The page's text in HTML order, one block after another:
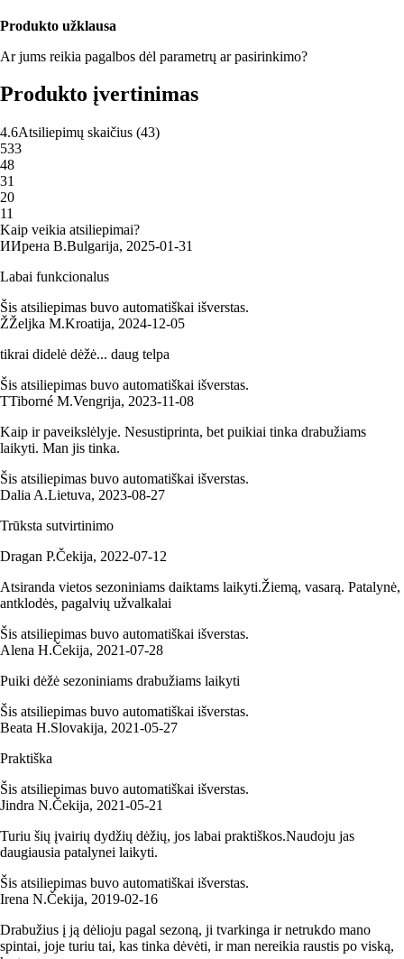
Produkto užklausa
Ar jums reikia pagalbos dėl parametrų ar pasirinkimo?
Produkto įvertinimas
4.6Atsiliepimų skaičius (43)
533
48
31
20
11
Kaip veikia atsiliepimai?
ИИрена В.Bulgarija, 2025‑01‑31
Labai funkcionalus
Šis atsiliepimas buvo automatiškai išverstas.
ŽŽeljka M.Kroatija, 2024‑12‑05
tikrai didelė dėžė... daug telpa
Šis atsiliepimas buvo automatiškai išverstas.
TTiborné M.Vengrija, 2023‑11‑08
Kaip ir paveikslėlyje. Nesustiprinta, bet puikiai tinka drabužiams
laikyti. Man jis tinka.
Šis atsiliepimas buvo automatiškai išverstas.
Dalia A.Lietuva, 2023‑08‑27
Trūksta sutvirtinimo
Dragan P.Čekija, 2022‑07‑12
Atsiranda vietos sezoniniams daiktams laikyti.Žiemą, vasarą. Patalynė,
antklodės, pagalvių užvalkalai
Šis atsiliepimas buvo automatiškai išverstas.
Alena H.Čekija, 2021‑07‑28
Puiki dėžė sezoniniams drabužiams laikyti
Šis atsiliepimas buvo automatiškai išverstas.
Beata H.Slovakija, 2021‑05‑27
Praktiška
Šis atsiliepimas buvo automatiškai išverstas.
Jindra N.Čekija, 2021‑05‑21
Turiu šių įvairių dydžių dėžių, jos labai praktiškos.Naudoju jas
daugiausia patalynei laikyti.
Šis atsiliepimas buvo automatiškai išverstas.
Irena N.Čekija, 2019‑02‑16
Drabužius į ją dėlioju pagal sezoną, ji tvarkinga ir netrukdo mano
spintai, joje turiu tai, kas tinka dėvėti, ir man nereikia raustis po viską,